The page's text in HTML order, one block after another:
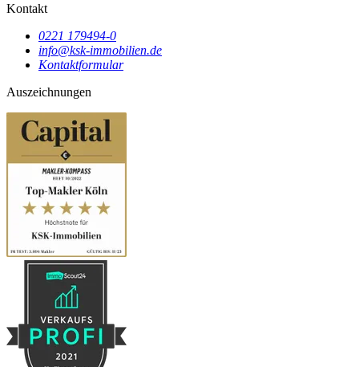
Kontakt
0221 179494-0
info@ksk-immobilien.de
Kontaktformular
Auszeichnungen